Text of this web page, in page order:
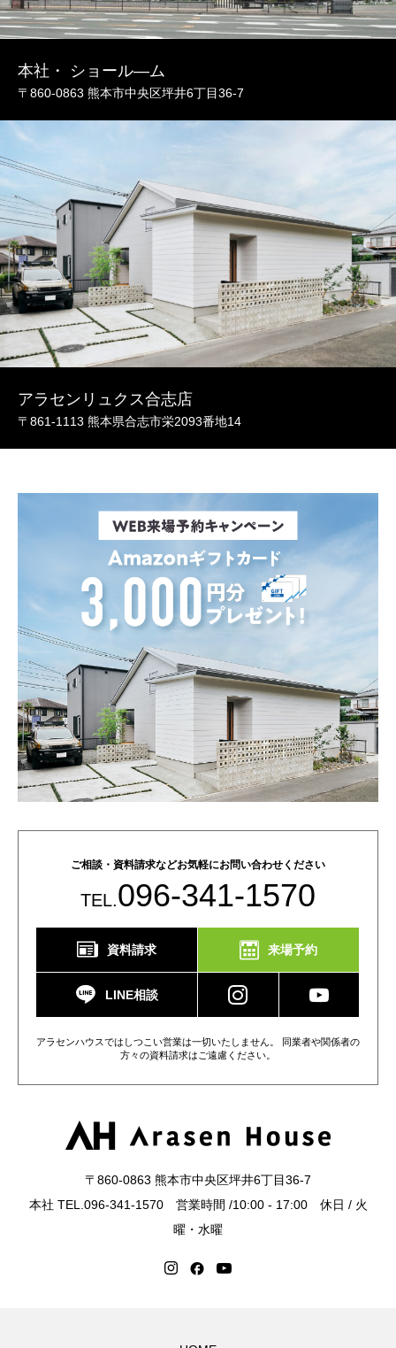
本社・ ショール―ム
〒860-0863 熊本市中央区坪井6丁目36-7
アラセンリュクス合志店
〒861-1113 熊本県合志市栄2093番地14
ご相談・資料請求などお気軽にお問い合わせください
TEL.096-341-1570
資料請求 来場予約
LINE相談
アラセンハウスではしつこい営業は一切いたしません。 同業者や関係者の
方々の資料請求はご遠慮ください。
〒860-0863 熊本市中央区坪井6丁目36-7
本社 TEL.096-341-1570 営業時間 /10:00 - 17:00 休日 / 火
曜・水曜